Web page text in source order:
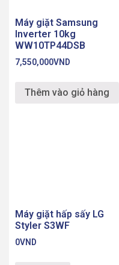
Máy giặt Samsung
Inverter 10kg
WW10TP44DSB
7,550,000VND
Thêm vào giỏ hàng
Máy giặt hấp sấy LG
Styler S3WF
0VND